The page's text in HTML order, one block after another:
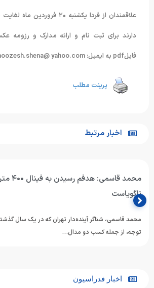
دارند برای ثبت نام و ارائه مدارک و رزومه
فایلpdf به ایمیل: amoozesh.shena@ yahoo.com ارسال نمایند.
پرینت مطلب
اخبار مرتبط
محمد
ناگویاست
محمد قاسمی، شناگر آینده‌دار تهران که در یک سال
توجه، از جمله کسب دو مدال…
اخبار فدراسیون